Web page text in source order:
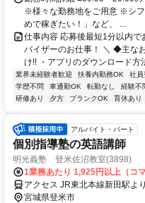
※様々な勤務地をご用意 ※シフ
めで稼ぎたい！」など、 ...
仕事内容 応募後最短1分以内
バイザーのお仕事！ ＼ ◆主な
け!! ・アプリのダウンロード方
業界未経験者歓迎 扶養内勤務OK 社員
学歴不問
車通勤OK 転勤なし 経験不
研修あり
夕方 ブランクOK 育休あり
アルバイト・パート
個別指導塾の英語講師
明光義塾 登米佐沼教室(3898)
1業務あたり 1,925円以上（コマ
アクセス JR東北本線新田駅よ
宮城県登米市